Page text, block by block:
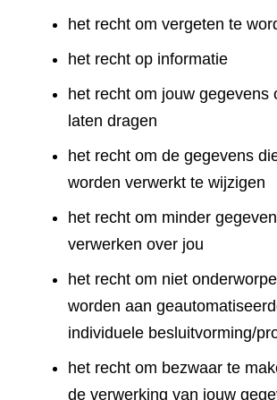
het recht om vergeten te
het recht op informatie
het recht om jouw gegevens
laten dragen
het recht om de gegevens
worden verwerkt te wijzigen
het recht om minder
verwerken over jou
het recht om niet
worden aan
individuele besluitvorming/
het recht om bezwaar te
de verwerking van jouw